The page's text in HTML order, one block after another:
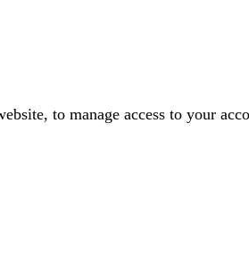
to manage access to your